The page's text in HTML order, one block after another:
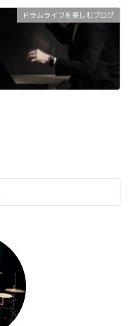
ドラムライフを楽しむブログ